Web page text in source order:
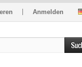
Anmelden